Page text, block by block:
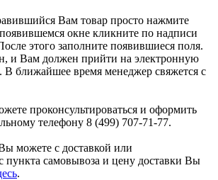
Вам товар просто нажмите
окне кликните по надписи
этого заполните появившиеся поля.
и Вам должен прийти на электронную
В ближайшее время менеджер свяжется с
проконсультироваться и оформить
телефону 8 (499) 707-71-77.
можете с доставкой или
пункта самовывоза и цену доставки Вы
.